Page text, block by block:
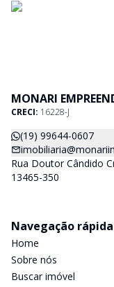
MONARI
CRECI: 16228-J
(19) 99644-0607
Rua Doutor Cândido
13465-350
Navegação rápida
Home
Sobre nós
Buscar imóvel